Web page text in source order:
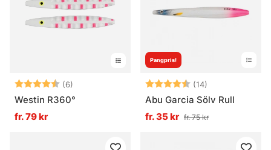
Betyg: (6)
4.7 utav 5 stjärnor
Westin R360°
fr. 79 kr
Pangpris!
Betyg: (14)
Abu Garcia Sölv Rull
fr. 35 kr fr. 75 kr